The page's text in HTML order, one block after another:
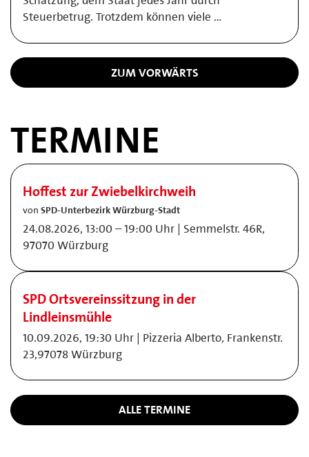
Steuerbetrug. Trotzdem können viele …
ZUM VORWÄRTS
TERMINE
Hoffest zur Zwiebelkirchweih
von SPD-Unterbezirk Würzburg-Stadt
24.08.2026, 13:00 – 19:00 Uhr | Semmelstr. 46R,
97070 Würzburg
SPD Ortsvereinssitzung in der
Lindleinsmühle
10.09.2026, 19:30 Uhr | Pizzeria Alberto, Frankenstr.
23,97078 Würzburg
ALLE TERMINE